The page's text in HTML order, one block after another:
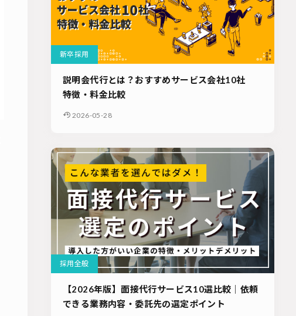
新卒採用
説明会代行とは？おすすめサービス会社10社
特徴・料金比較
2026-05-28
採用全般
【2026年版】面接代行サービス10選比較｜依頼
できる業務内容・委託先の選定ポイント